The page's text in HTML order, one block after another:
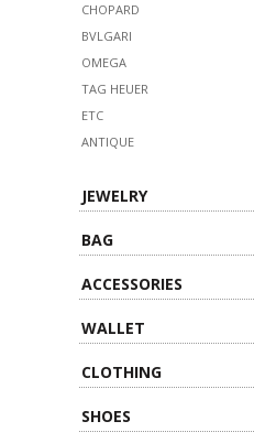
CHOPARD
BVLGARI
OMEGA
TAG HEUER
ETC
ANTIQUE
JEWELRY
BAG
ACCESSORIES
WALLET
CLOTHING
SHOES